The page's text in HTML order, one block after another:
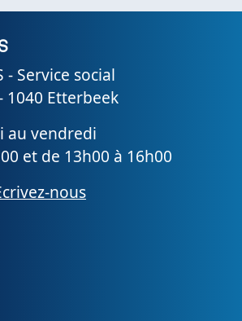
- Service social
1040 Etterbeek
au vendredi
et de 13h00 à 16h00
nous